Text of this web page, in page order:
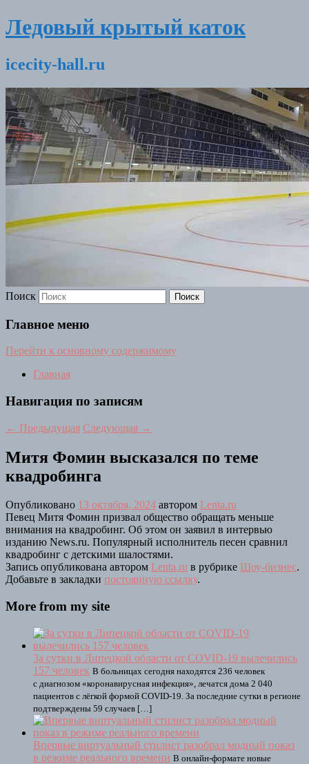
Ледовый крытый каток
icecity-hall.ru
Поиск
Главное меню
Перейти к основному содержимому
Главная
Навигация по записям
← Предыдущая Следующая →
Митя Фомин высказался по теме
квадробинга
Опубликовано 13 октября, 2024 автором Lenta.ru
Певец Митя Фомин призвал общество обращать меньше
внимания на квадробинг. Об этом он заявил в интервью
изданию News.ru. Популярный исполнитель песен сравнил
квадробинг с детскими шалостями.
Запись опубликована автором Lenta.ru в рубрике Шоу-бизнес.
Добавьте в закладки постоянную ссылку.
More from my site
За сутки в Липецкой области от COVID-19 вылечились
157 человек В больницах сегодня находятся 236 человек
с диагнозом «коронавирусная инфекция», лечатся дома 2 040
пациентов с лёгкой формой COVID-19. За последние сутки в регионе
подтверждены 59 случаев […]
Впервые виртуальный стилист разобрал модный показ
в режиме реального времени В онлайн-формате новые